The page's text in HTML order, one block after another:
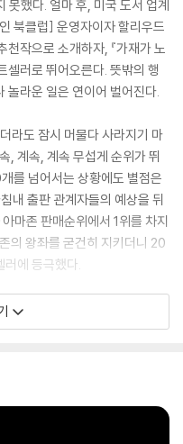
못했다. 얼마 후, 미국 도서 업계
북클럽] 운영자이자 할리우드
작으로 소개하자, 『가재가 노
셀러로 뛰어오른다. 뜻밖의 행
놀라운 일은 연이어 벌어진다.
라도 잠시 머물다 사라지기 마
, 계속, 계속 무섭게 순위가 뛰
를 넘어서는 상황에도 별점은
내 출판 관계자들의 예상을 뒤
아마존 판매순위에서 1위를 차지
의 왕좌를 굳건히 지키더니 20
에 등극했다.
PHENOMENON